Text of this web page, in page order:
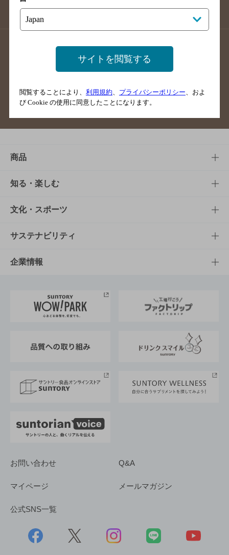
沖縄県のバー検索
店舗登録方法のご案内
店舗情報更新方法のご案内
掲載店舗様ログイン
ご意見・ご感想
商品
商品TOP
商品一覧
商品発売情報
栄養成分一覧
知る・楽しむ
知る・楽しむTOP
キャンペーン
工場見学
地域情報
文化・スポーツ
文化・スポーツTOP
サントリーホール
サントリーサンバーズ大阪
サステナビリティ
サステナビリティTOP
サントリーが考えるサステナビリティ経営
企業情報
企業概要
採用情報
お問い合わせ Q&A
マイページ メールマガジン
公式SNS一覧
サイトを閲覧する
閲覧することにより、 利用規約 プライバシーポリシー 、およ
び Cookie の使用に同意したことになります。